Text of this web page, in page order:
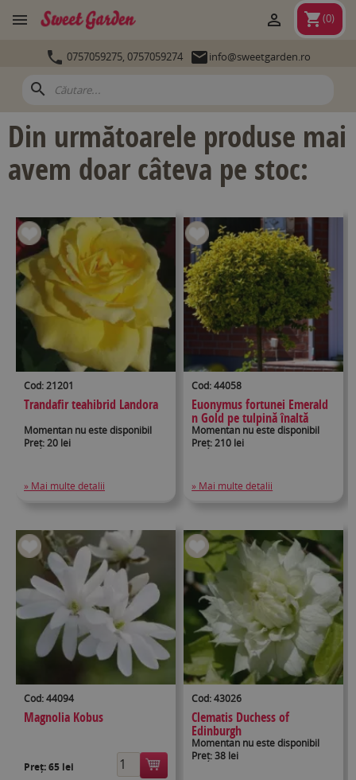
 shopping_cart(0)

 0757059275, 0757059274 info@sweetgarden.ro
search
Din următoarele produse mai
avem doar câteva pe stoc:
Cod: 21201
Trandafir teahibrid Landora
Momentan nu este disponibil
Preț: 20 lei
» Mai multe detalii
Cod: 44058
Euonymus fortunei Emerald
n Gold pe tulpină înaltă
Momentan nu este disponibil
Preț: 210 lei
» Mai multe detalii
Cod: 44094
Magnolia Kobus
Preț:65 lei
Cod: 43026
Clematis Duchess of
Edinburgh
Momentan nu este disponibil
Preț: 38 lei